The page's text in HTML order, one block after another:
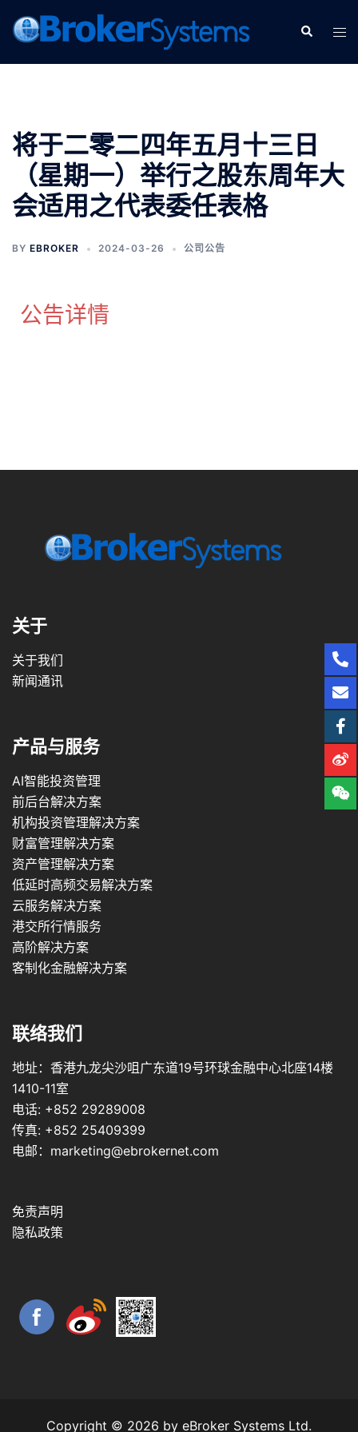
将于二零二四年五月十三日
（星期一）举行之股东周年大
会适用之代表委任表格
BY EBROKER 2024-03-26 公司公告
公告详情
关于
关于我们
新闻通讯
产品与服务
AI智能投资管理
前后台解决方案
机构投资管理解决方案
财富管理解决方案
资产管理解决方案
低延时高频交易解决方案
云服务解决方案
港交所行情服务
高阶解决方案
客制化金融解决方案
联络我们
地址：香港九龙尖沙咀广东道19号环球金融中心北座14楼
1410-11室
电话: +852 29289008
传真: +852 25409399
电邮：marketing@ebrokernet.com
免责声明
隐私政策
Copyright © 2026 by eBroker Systems Ltd.